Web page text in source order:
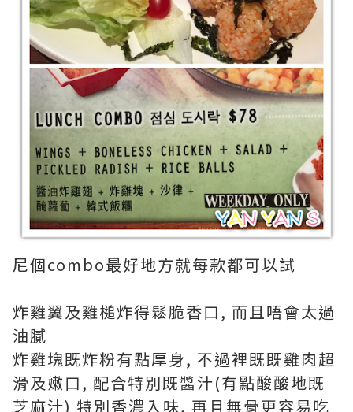
尼個combo最好地方就每款都可以試
炸雞翼及雞槌炸得鬆脆香口, 而且唔會太過
油膩
炸雞塊既炸粉有點厚身, 不過裡既既雞肉超
滑及嫩口, 配合特別既醬汁(有點酸酸地既
芝麻汁) 特別香濃入味, 再且無骨更容易吃